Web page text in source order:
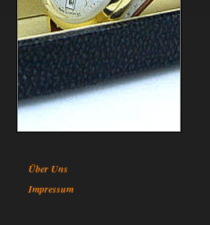
Über Uns
Impressum